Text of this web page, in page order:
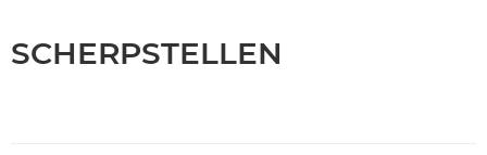
SCHERPSTELLEN